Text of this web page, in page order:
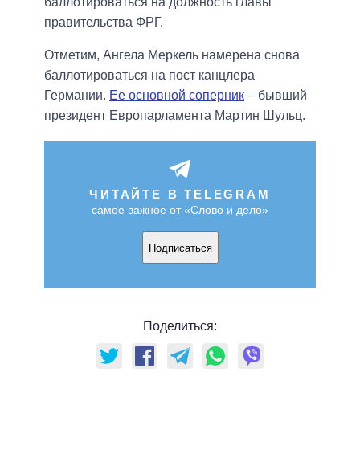
правительства ФРГ.
Отметим, Ангела Меркель намерена снова
баллотироваться на пост канцлера
Германии. Ее основной соперник – бывший
президент Европарламента Мартин Шульц.
ЧИТАЙТЕ В TELEGRAM
самое важное от «Слово и дело»
Подписаться
Поделиться: